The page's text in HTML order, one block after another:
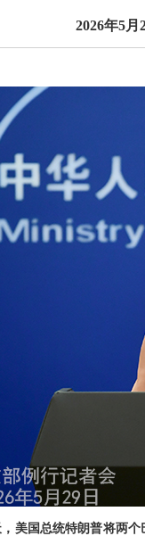
2026年5
美国总统特朗普将两